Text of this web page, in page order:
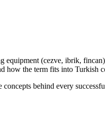
(cezve, ibrik, fincan)
how the term fits into
behind every